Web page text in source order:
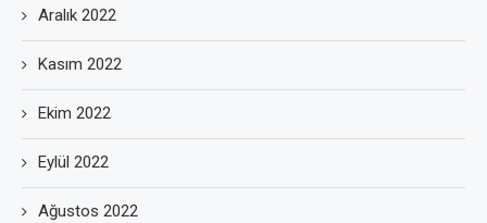
Aralık 2022
Kasım 2022
Ekim 2022
Eylül 2022
Ağustos 2022